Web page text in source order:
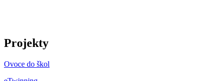
Projekty
Ovoce do škol